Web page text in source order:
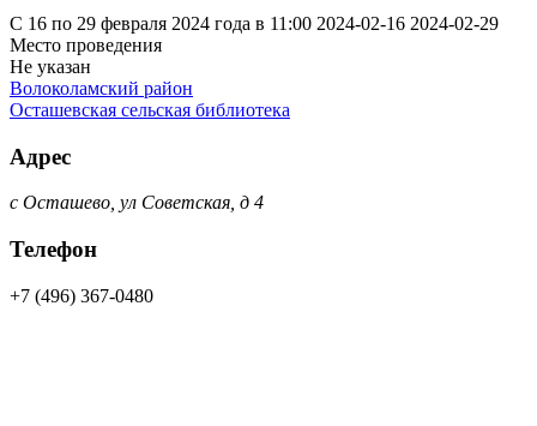
С 16 по 29 февраля 2024 года в 11:00 2024-02-16 2024-02-29
Место проведения
Не указан
Волоколамский район
Осташевская сельская библиотека
Адрес
с Осташево, ул Советская, д 4
Телефон
+7 (496) 367-0480